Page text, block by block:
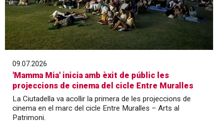
09.07.2026
'Mamma Mia' inicia amb èxit de públic les
projeccions de cinema del cicle Entre Muralles
La Ciutadella va acollir la primera de les projeccions de
cinema en el marc del cicle Entre Muralles – Arts al
Patrimoni.